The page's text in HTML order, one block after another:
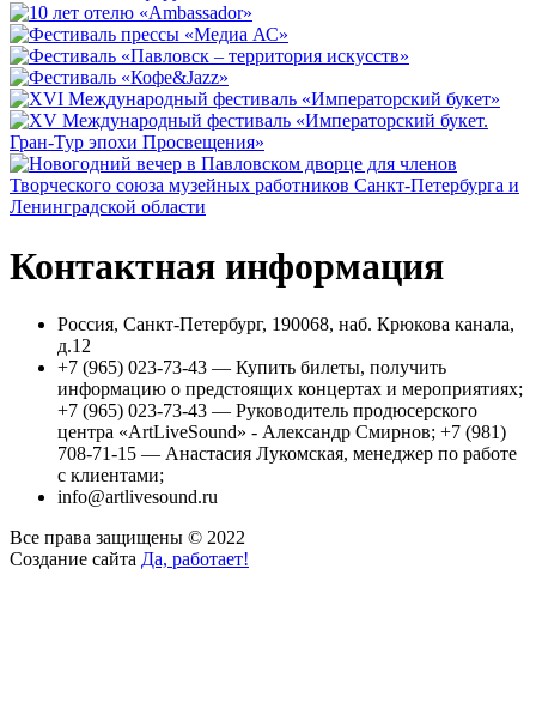
Контактная информация
Россия, Санкт-Петербург, 190068, наб. Крюкова канала,
д.12
+7 (965) 023-73-43 — Купить билеты, получить
информацию о предстоящих концертах и мероприятиях;
+7 (965) 023-73-43 — Руководитель продюсерского
центра «ArtLiveSound» - Александр Смирнов; +7 (981)
708-71-15 — Анастасия Лукомская, менеджер по работе
с клиентами;
info@artlivesound.ru
Все права защищены © 2022
Создание сайта Да, работает!